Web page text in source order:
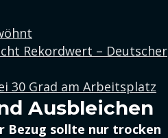
Rekordwert – Deutscher
30 Grad am Arbeitsplatz
Ausbleichen
Bezug sollte nur trocken